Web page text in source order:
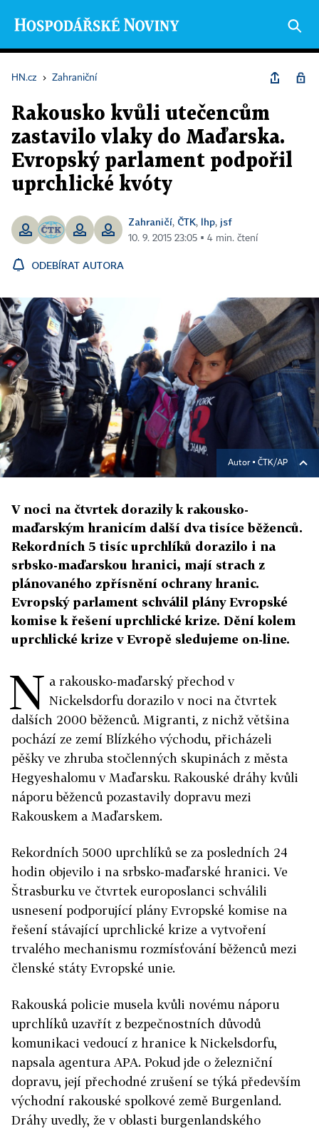
HN.cz › Zahraniční
Rakousko kvůli utečencům
zastavilo vlaky do Maďarska.
Evropský parlament podpořil
uprchlické kvóty
Zahraničí, ČTK, lhp, jsf
10. 9. 2015 23:05 ▪ 4 min. čtení
ODEBÍRAT AUTORA
Autor ▪ ČTK/AP
V noci na čtvrtek dorazily k rakousko-
maďarským hranicím další dva tisíce běženců.
Rekordních 5 tisíc uprchlíků dorazilo i na
srbsko-maďarskou hranici, mají strach z
plánovaného zpřísnění ochrany hranic.
Evropský parlament schválil plány Evropské
komise k řešení uprchlické krize. Dění kolem
uprchlické krize v Evropě sledujeme on-line.
N a rakousko-maďarský přechod v
Nickelsdorfu dorazilo v noci na čtvrtek
dalších 2000 běženců. Migranti, z nichž většina
pochází ze zemí Blízkého východu, přicházeli
pěšky ve zhruba stočlenných skupinách z města
Hegyeshalomu v Maďarsku. Rakouské dráhy kvůli
náporu běženců pozastavily dopravu mezi
Rakouskem a Maďarskem.
Rekordních 5000 uprchlíků se za posledních 24
hodin objevilo i na srbsko-maďarské hranici. Ve
Štrasburku ve čtvrtek europoslanci schválili
usnesení podporující plány Evropské komise na
řešení stávající uprchlické krize a vytvoření
trvalého mechanismu rozmísťování běženců mezi
členské státy Evropské unie.
Rakouská policie musela kvůli novému náporu
uprchlíků uzavřít z bezpečnostních důvodů
komunikaci vedoucí z hranice k Nickelsdorfu,
napsala agentura APA. Pokud jde o železniční
dopravu, její přechodné zrušení se týká především
východní rakouské spolkové země Burgenland.
Dráhy uvedly, že v oblasti burgenlandského